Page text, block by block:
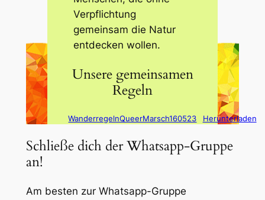
Verpflichtung
gemeinsam die Natur
entdecken wollen.
Unsere gemeinsamen
Regeln
WanderregelnQueerMarsch160523 Herunterladen
Schließe dich der Whatsapp-Gruppe
an!
Am besten zur Whatsapp-Gruppe